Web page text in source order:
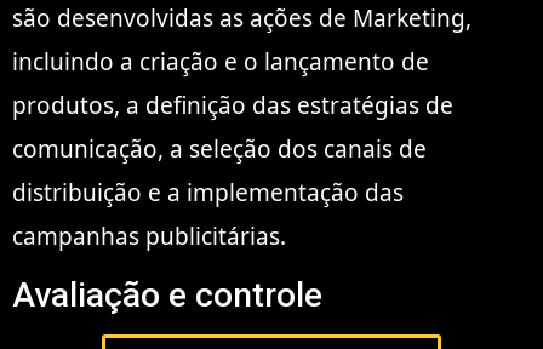
são desenvolvidas as ações de Marketing,
incluindo a criação e o lançamento de
produtos, a definição das estratégias de
comunicação, a seleção dos canais de
distribuição e a implementação das
campanhas publicitárias.
Avaliação e controle